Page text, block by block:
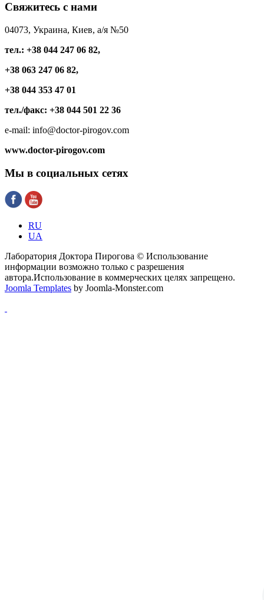
Свяжитесь с нами
04073, Украина, Киев, а/я №50
тел.: +38 044 247 06 82,
+38 063 247 06 82,
+38 044 353 47 01
тел./факс: +38 044 501 22 36
e-mail: info@doctor-pirogov.com
www.doctor-pirogov.com
Мы в социальных сетях
RU
UA
Лаборатория Доктора Пирогова © Использование
информации возможно только с разрешения
автора.Использование в коммерческих целях запрещено.
Joomla Templates by Joomla-Monster.com